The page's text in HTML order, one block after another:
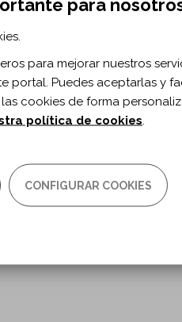
presentation
para mejorar nuestros
portal. Puedes aceptarlas y
cookies de forma
política de cookies
CONFIGURAR COOKIES